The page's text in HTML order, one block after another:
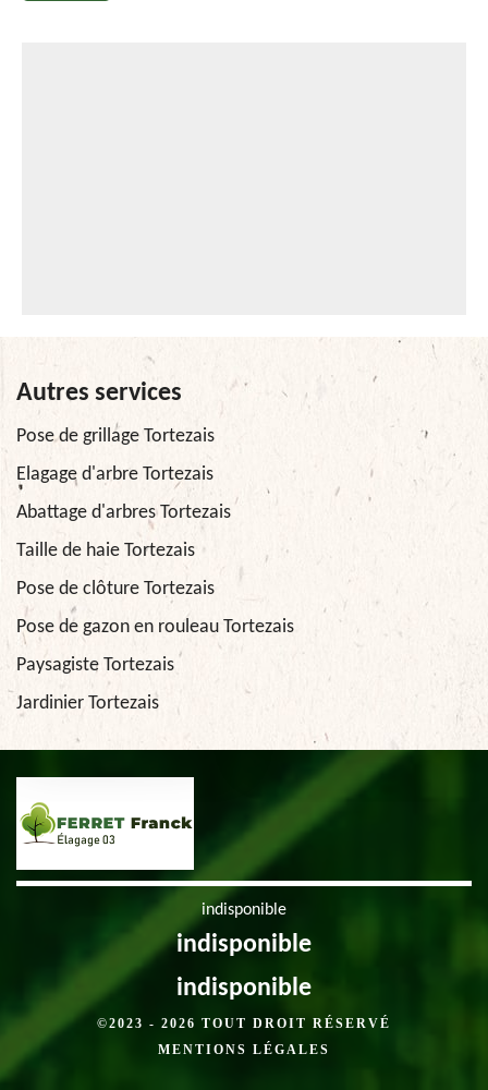
Autres services
Pose de grillage Tortezais
Elagage d'arbre Tortezais
Abattage d'arbres Tortezais
Taille de haie Tortezais
Pose de clôture Tortezais
Pose de gazon en rouleau Tortezais
Paysagiste Tortezais
Jardinier Tortezais
indisponible
indisponible
indisponible
©2023 - 2026 TOUT DROIT RÉSERVÉ
MENTIONS LÉGALES